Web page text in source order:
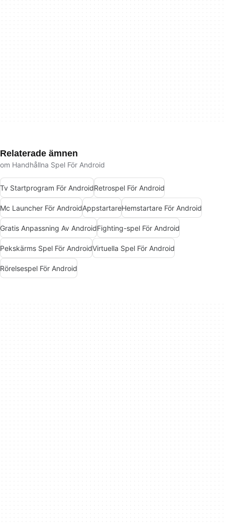
Relaterade ämnen
om Handhållna Spel För Android
Tv Startprogram För AndroidRetrospel För Android
Mc Launcher För AndroidAppstartareHemstartare För Android
Gratis Anpassning Av AndroidFighting-spel För Android
Pekskärms Spel För AndroidVirtuella Spel För Android
Rörelsespel För Android